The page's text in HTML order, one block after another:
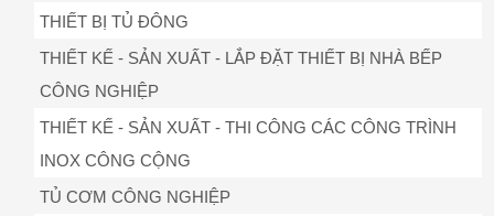
THIẾT BỊ TỦ ĐÔNG
THIẾT KẾ - SẢN XUẤT - LẮP ĐẶT THIẾT BỊ NHÀ BẾP
CÔNG NGHIỆP
THIẾT KẾ - SẢN XUẤT - THI CÔNG CÁC CÔNG TRÌNH
INOX CÔNG CỘNG
TỦ CƠM CÔNG NGHIỆP